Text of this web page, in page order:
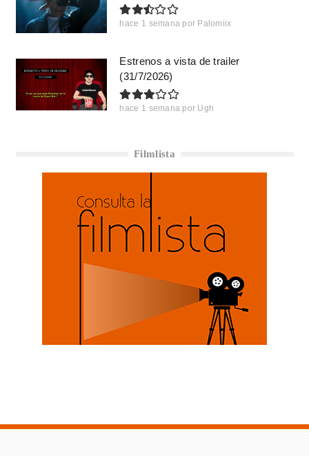
hace 1 semana por Palomiix
Estrenos a vista de trailer
(31/7/2026)
hace 1 semana por Ugh
Filmlista